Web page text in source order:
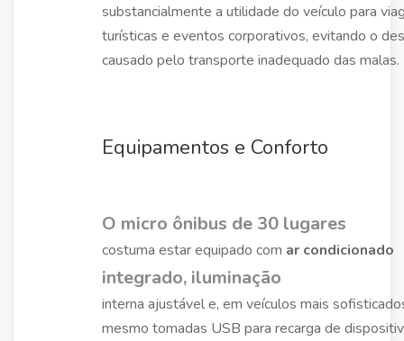
substancialmente a utilidade do veículo para
turísticas e eventos corporativos, evitando o
causado pelo transporte inadequado das malas.
Equipamentos e Conforto
O micro ônibus de 30 lugares
costuma estar equipado com ar condicionado
integrado, iluminação
interna ajustável e, em veículos mais
mesmo tomadas USB para recarga de